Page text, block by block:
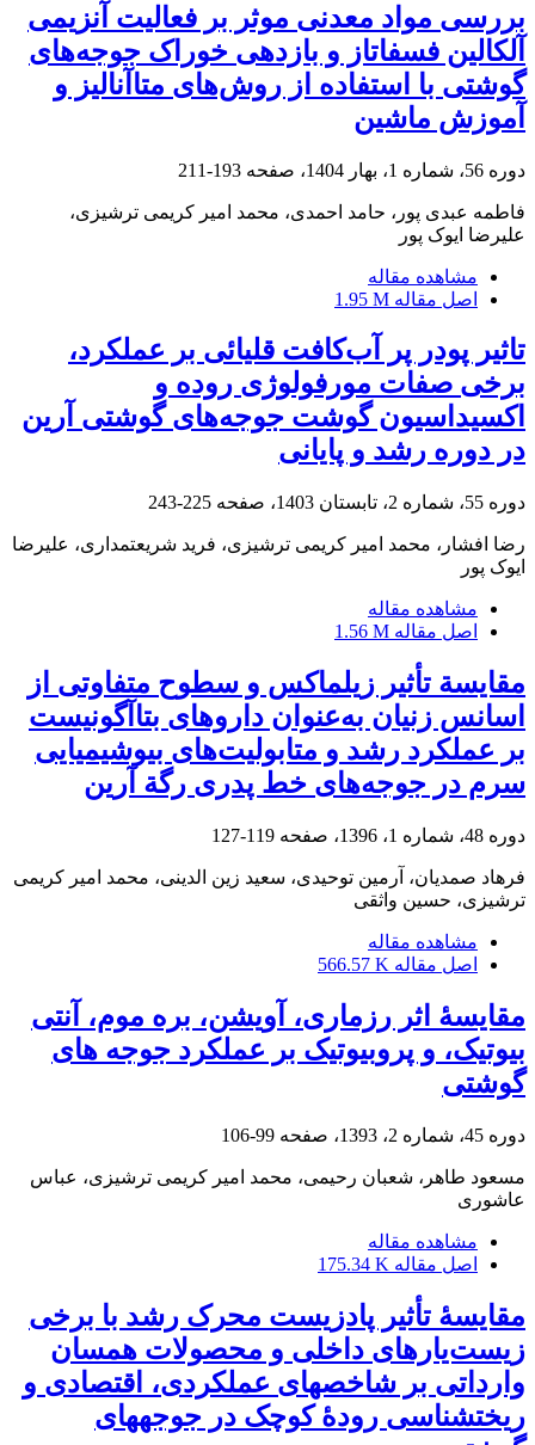
بررسی مواد معدنی موثر بر فعالیت آنزیمی
آلکالین فسفاتاز و بازدهی خوراک جوجه‌های
گوشتی با استفاده از روش‌های متاآنالیز و
آموزش ماشین
دوره 56، شماره 1، بهار 1404، صفحه 193-211
فاطمه عبدی پور، حامد احمدی، محمد امیر کریمی ترشیزی،
علیرضا ایوک پور
مشاهده مقاله
اصل مقاله 1.95 M
تاثیر پودر پر آب‌کافت قلیائی بر عملکرد،
برخی صفات مورفولوژی روده و
اکسیداسیون گوشت جوجه‌های گوشتی آرین
در دوره رشد و پایانی
دوره 55، شماره 2، تابستان 1403، صفحه 225-243
رضا افشار، محمد امیر کریمی ترشیزی، فرید شریعتمداری، علیرضا
ایوک پور
مشاهده مقاله
اصل مقاله 1.56 M
مقایسة تأثیر زیلماکس و سطوح متفاوتی از
اسانس زنیان به‌عنوان داروهای بتاآگونیست
بر عملکرد رشد و متابولیت‌های بیوشیمیایی
سرم در جوجه‌های خط پدری رگة آرین
دوره 48، شماره 1، 1396، صفحه 119-127
فرهاد صمدیان، آرمین توحیدی، سعید زین الدینی، محمد امیر کریمی
ترشیزی، حسین واثقی
مشاهده مقاله
اصل مقاله 566.57 K
مقایسۀ اثر رزماری، آویشن، بره‏ موم، آنتی
‏بیوتیک، و پروبیوتیک بر عملکرد جوجه‏ های
گوشتی
دوره 45، شماره 2، 1393، صفحه 99-106
مسعود طاهر، شعبان رحیمی، محمد امیر کریمی ترشیزی، عباس
عاشوری
مشاهده مقاله
اصل مقاله 175.34 K
مقایسۀ تأثیر پادزیست محرک رشد با برخی
زیست‌یار‏های داخلی و محصولات همسان
وارداتی بر شاخص‏های عملکردی، اقتصادی و
ریخت‏شناسی رودۀ کوچک در جوجه‏های